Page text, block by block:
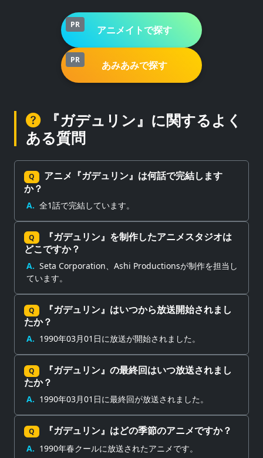
PR アニメイトで探す
PR あみあみで探す
『ガデュリン』に関するよく
ある質問
Q
アニメ『ガデュリン』は何話で完結します
か？
A. 全1話で完結しています。
Q
『ガデュリン』を制作したアニメスタジオは
どこですか？
A. Seta Corporation、Ashi Productionsが制作を担当し
ています。
Q
『ガデュリン』はいつから放送開始されまし
たか？
A. 1990年03月01日に放送が開始されました。
Q
『ガデュリン』の最終回はいつ放送されまし
たか？
A. 1990年03月01日に最終回が放送されました。
Q 『ガデュリン』はどの季節のアニメですか？
A. 1990年春クールに放送されたアニメです。